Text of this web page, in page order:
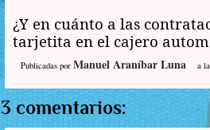
¿Y en cuánto a las
tarjetita en el cajero
Publicadas por Manuel Araníbar Luna a
3 comentarios: